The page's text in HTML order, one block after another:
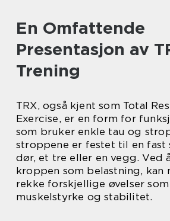
En Omfattende
Presentasjon av
Trening
TRX, også kjent som Total
Exercise, er en form for
som bruker enkle tau og
stroppene er festet til en fast
dør, et tre eller en vegg. Ved
kroppen som belastning, kan
rekke forskjellige øvelser
muskelstyrke og stabilitet.